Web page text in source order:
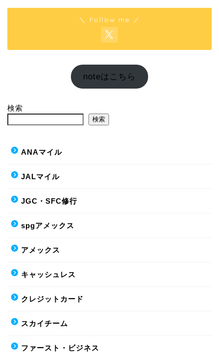
＼ Follow me ／
noteはこちら
検索
検索
ANAマイル
JALマイル
JGC・SFC修行
spgアメックス
アメックス
キャッシュレス
クレジットカード
スカイチーム
ファースト・ビジネス